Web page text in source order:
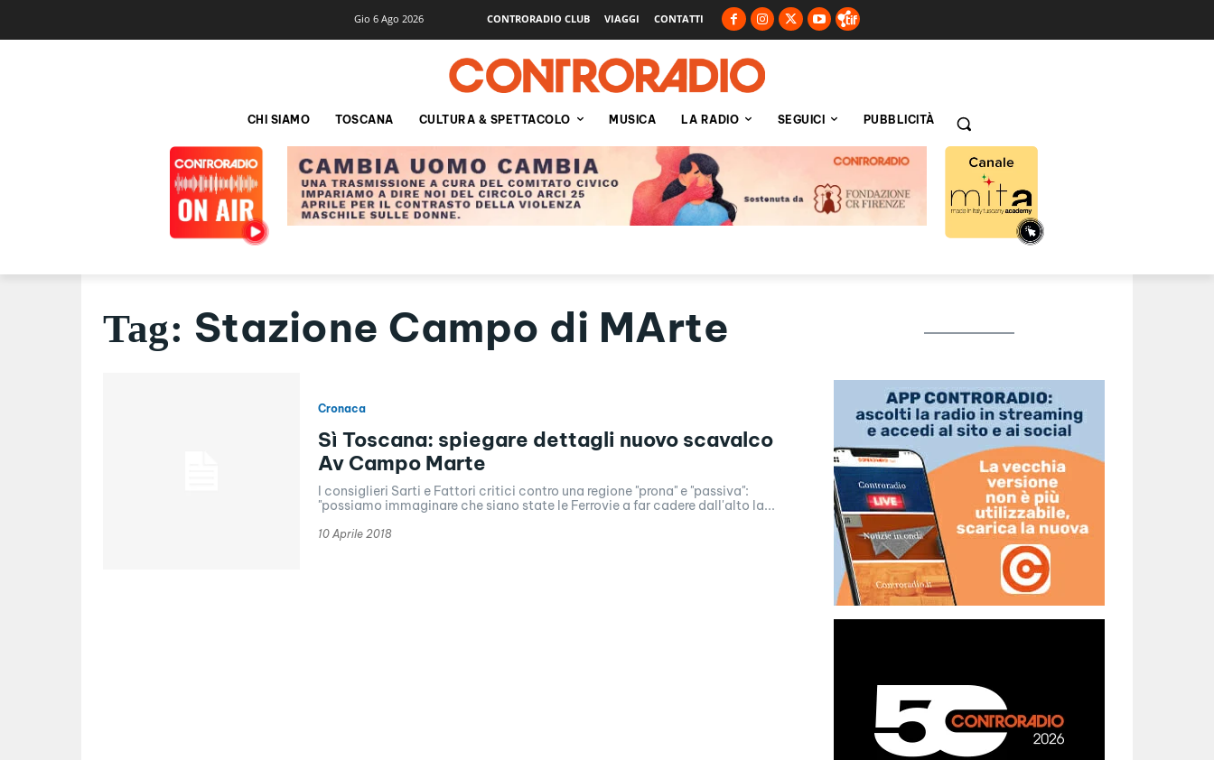
Gio 6 Ago 2026 CONTRORADIO CLUB VIAGGI CONTATTI
CHI SIAMO TOSCANA CULTURA & SPETTACOLO MUSICA LA RADIO SEGUICI PUBBLICITÀ
Tag: Stazione Campo di MArte
Cronaca
Sì Toscana: spiegare dettagli nuovo scavalco
Av Campo Marte
I consiglieri Sarti e Fattori critici contro una regione "prona" e "passiva":
"possiamo immaginare che siano state le Ferrovie a far cadere dall'alto la...
10 Aprile 2018